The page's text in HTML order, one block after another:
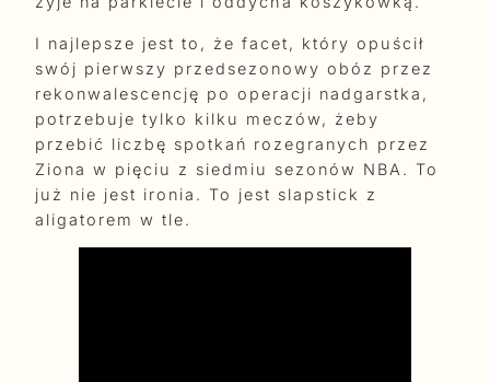
I najlepsze jest to, że facet, który opuścił
swój pierwszy przedsezonowy obóz przez
rekonwalescencję po operacji nadgarstka,
potrzebuje tylko kilku meczów, żeby
przebić liczbę spotkań rozegranych przez
Ziona w pięciu z siedmiu sezonów NBA. To
już nie jest ironia. To jest slapstick z
aligatorem w tle.